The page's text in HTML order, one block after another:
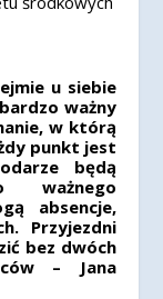
u siebie
ważny
w którą
punkt jest
będą
ważnego
absencje,
Przyjezdni
bez dwóch
– Jana